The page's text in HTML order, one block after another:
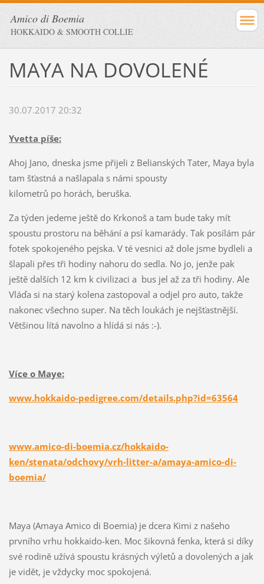
Amico di Boemia
HOKKAIDO & SMOOTH COLLIE
MAYA NA DOVOLENÉ
30.07.2017 20:32
Yvetta píše:
Ahoj Jano, dneska jsme přijeli z Belianských Tater, Maya byla
tam šťastná a našlapala s námi spousty
kilometrů po horách, beruška.
Za týden jedeme ještě do Krkonoš a tam bude taky mít
spoustu prostoru na běhání a psí kamarády. Tak posílám pár
fotek spokojeného pejska. V té vesnici až dole jsme bydleli a
šlapali přes tři hodiny nahoru do sedla. No jo, jenže pak
ještě dalších 12 km k civilizaci a bus jel až za tři hodiny. Ale
Vláďa si na starý kolena zastopoval a odjel pro auto, takže
nakonec všechno super. Na těch loukách je nejšťastnější.
Většinou lítá navolno a hlídá si nás :-).
Více o Maye:
www.hokkaido-pedigree.com/details.php?id=63564
www.amico-di-boemia.cz/hokkaido-
ken/stenata/odchovy/vrh-litter-a/amaya-amico-di-
boemia/
Maya (Amaya Amico di Boemia) je dcera Kimi z našeho
prvního vrhu hokkaido-ken. Moc šikovná fenka, která si díky
své rodině užívá spoustu krásných výletů a dovolených a jak
je vidět, je vždycky moc spokojená.